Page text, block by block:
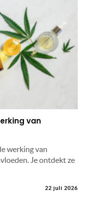
van
werking van
Je ontdekt ze
22 juli 2026